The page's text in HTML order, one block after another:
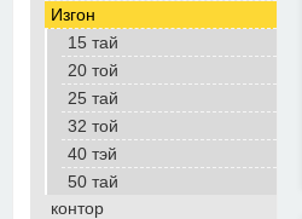
Изгон
15 тай
20 той
25 тай
32 той
40 тэй
50 тай
контор